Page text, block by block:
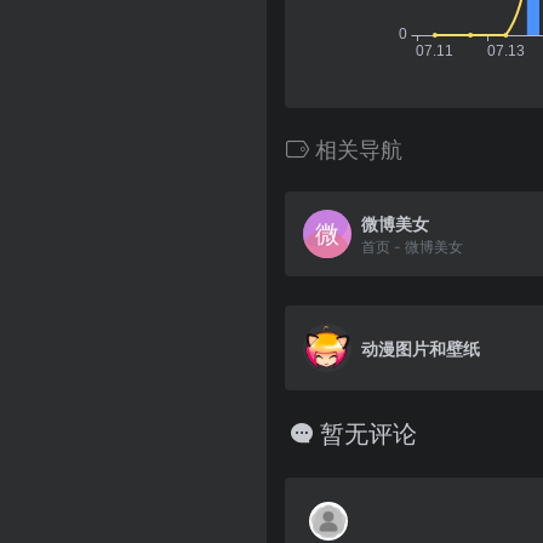
相关导航
微博美女
首页 - 微博美女
动漫图片和壁纸
暂无评论